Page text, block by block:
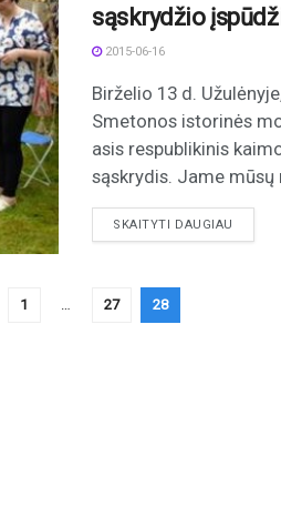
sąskrydžio
2015-06-16
Birželio 13 d.
Smetonos istorinės
asis respublikinis
sąskrydis. Jame mūsų
SKAITYTI DAUGIAU
1 27 28